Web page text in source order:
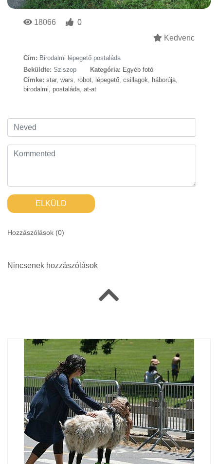
18066
0
Kedvenc
Cím: Birodalmi lépegető postaláda
Beküldte: Sziszop Kategória: Egyéb fotó
Címke: star, wars robot lépegető csillagok háborúja
birodalmi
postaláda at-at
ELKÜLD
Hozzászólások (0)
Nincsenek hozzászólások